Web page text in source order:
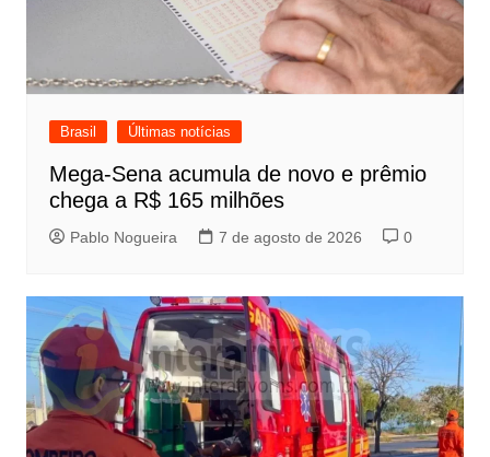
Brasil Últimas notícias
Mega-Sena acumula de novo e prêmio
chega a R$ 165 milhões
Pablo Nogueira 7 de agosto de 2026 0